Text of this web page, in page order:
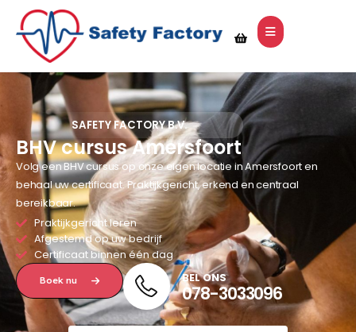
SAFETY FACTORY B.V.
BHV cursus Amersfoort
Volg een BHV cursus op onze eigen locatie in Amersfoort en
behaal uw certificaat. Praktijkgericht, erkend en centraal
bereikbaar.
Praktijkgericht leren
Afgestemd op uw bedrijf
Certificaat binnen één dag
Boek nu BEL ONS
078-3033096